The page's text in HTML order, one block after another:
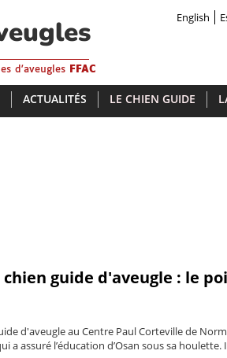
d'aveugles FFAC
English
ACTUALITÉS LE CHIEN GUIDE
guide d'aveugle : le
d'aveugle au Centre Paul Corteville de
assuré l’éducation d’Osan sous sa houlette.